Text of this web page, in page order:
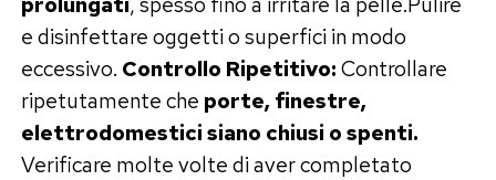
e disinfettare oggetti o superfici in modo
eccessivo. Controllo Ripetitivo:Controllare
ripetutamente che porte, finestre,
elettrodomestici siano chiusi o spenti.
Verificare molte volte di aver completato